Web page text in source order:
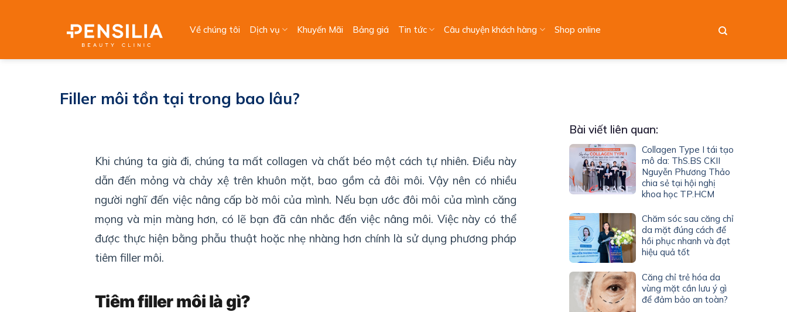
Về chúng tôi Dịch vụ Khuyến Mãi Bảng giá Tin tức Câu chuyện khách hàng Shop online
Filler môi tồn tại trong bao lâu?
Khi chúng ta già đi, chúng ta mất collagen và chất béo một cách tự nhiên. Điều này
dẫn đến mỏng và chảy xệ trên khuôn mặt, bao gồm cả đôi môi. Vậy nên có nhiều
người nghĩ đến việc nâng cấp bờ môi của mình. Nếu bạn ước đôi môi của mình căng
mọng và mịn màng hơn, có lẽ bạn đã cân nhắc đến việc nâng môi. Việc này có thể
được thực hiện bằng phẫu thuật hoặc nhẹ nhàng hơn chính là sử dụng phương pháp
tiêm filler môi.
Tiêm filler môi là gì?
Bài viết liên quan:
Collagen Type I tái tạo
mô da: ThS.BS CKII
Nguyễn Phương Thảo
chia sẻ tại hội nghị
khoa học TP.HCM
Chăm sóc sau căng chỉ
da mặt đúng cách để
hồi phục nhanh và đạt
hiệu quả tốt
Căng chỉ trẻ hóa da
vùng mặt cần lưu ý gì
để đảm bảo an toàn?